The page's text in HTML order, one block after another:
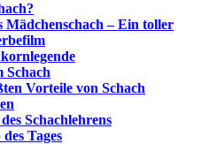
Mädchenschach – Ein toller
Schach
Vorteile von Schach‎
Schachlehrens
Tages